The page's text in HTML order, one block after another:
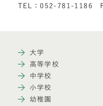
TEL：052-781-1186
大学
高等学校
中学校
小学校
幼稚園